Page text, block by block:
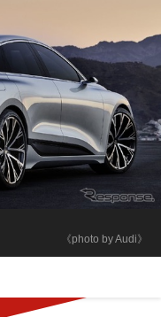
《photo by Audi》